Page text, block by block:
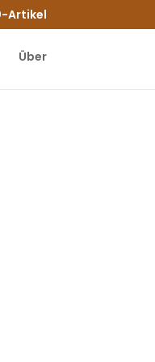
Artikel
Über